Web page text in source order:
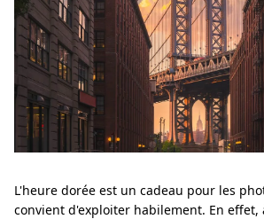
L'heure dorée est un cadeau pour les
convient d'exploiter habilement. En effet,